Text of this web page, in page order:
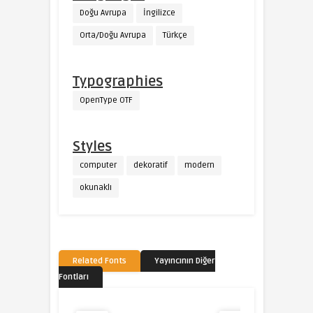
Doğu Avrupa İngilizce
Orta/Doğu Avrupa Türkçe
Typographies
OpenType OTF
Styles
computer dekoratif modern
okunaklı
Related Fonts
Yayıncının Diğer
Fontları